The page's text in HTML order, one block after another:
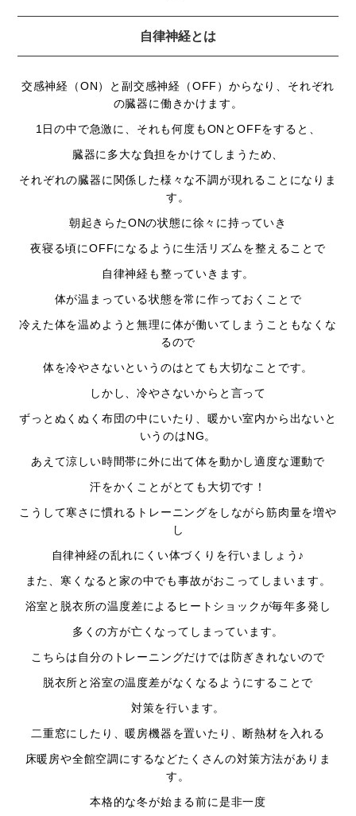
自律神経とは
交感神経（ON）と副交感神経（OFF）からなり、それぞれ
の臓器に働きかけます。
1日の中で急激に、それも何度もONとOFFをすると、
臓器に多大な負担をかけてしまうため、
それぞれの臓器に関係した様々な不調が現れることになりま
す。
朝起きらたONの状態に徐々に持っていき
夜寝る頃にOFFになるように生活リズムを整えることで
自律神経も整っていきます。
体が温まっている状態を常に作っておくことで
冷えた体を温めようと無理に体が働いてしまうこともなくな
るので
体を冷やさないというのはとても大切なことです。
しかし、冷やさないからと言って
ずっとぬくぬく布団の中にいたり、暖かい室内から出ないと
いうのはNG。
あえて涼しい時間帯に外に出て体を動かし適度な運動で
汗をかくことがとても大切です！
こうして寒さに慣れるトレーニングをしながら筋肉量を増や
し
自律神経の乱れにくい体づくりを行いましょう♪
また、寒くなると家の中でも事故がおこってしまいます。
浴室と脱衣所の温度差によるヒートショックが毎年多発し
多くの方が亡くなってしまっています。
こちらは自分のトレーニングだけでは防ぎきれないので
脱衣所と浴室の温度差がなくなるようにすることで
対策を行います。
二重窓にしたり、暖房機器を置いたり、断熱材を入れる
床暖房や全館空調にするなどたくさんの対策方法がありま
す。
本格的な冬が始まる前に是非一度